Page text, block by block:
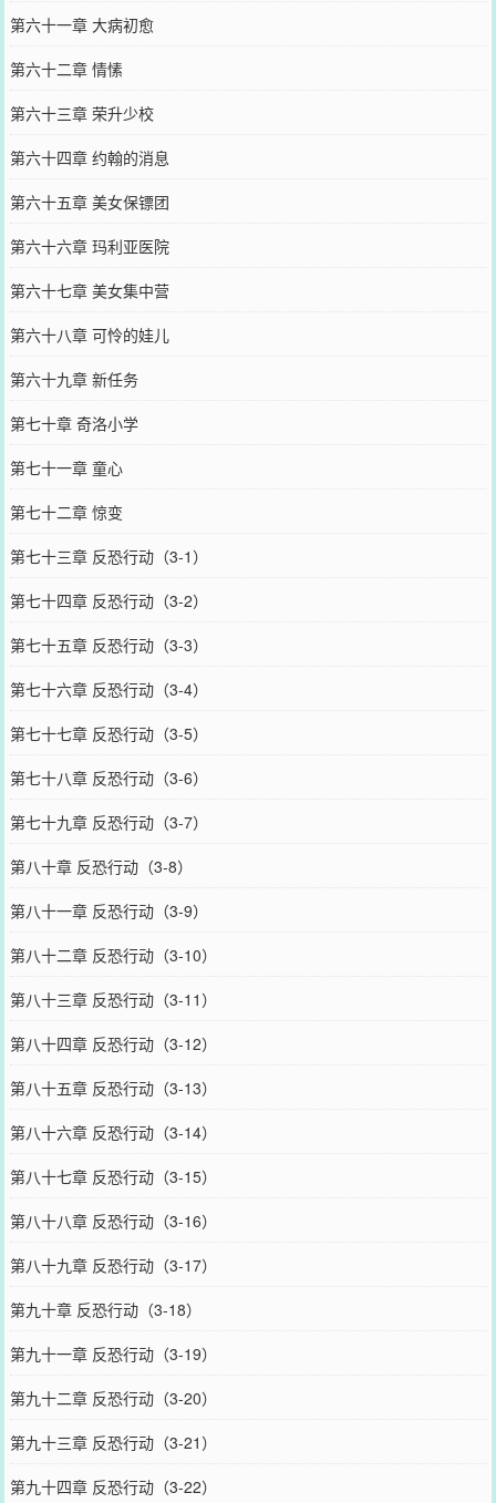
第六十一章 大病初愈
第六十二章 情愫
第六十三章 荣升少校
第六十四章 约翰的消息
第六十五章 美女保镖团
第六十六章 玛利亚医院
第六十七章 美女集中营
第六十八章 可怜的娃儿
第六十九章 新任务
第七十章 奇洛小学
第七十一章 童心
第七十二章 惊变
第七十三章 反恐行动（3-1）
第七十四章 反恐行动（3-2）
第七十五章 反恐行动（3-3）
第七十六章 反恐行动（3-4）
第七十七章 反恐行动（3-5）
第七十八章 反恐行动（3-6）
第七十九章 反恐行动（3-7）
第八十章 反恐行动（3-8）
第八十一章 反恐行动（3-9）
第八十二章 反恐行动（3-10）
第八十三章 反恐行动（3-11）
第八十四章 反恐行动（3-12）
第八十五章 反恐行动（3-13）
第八十六章 反恐行动（3-14）
第八十七章 反恐行动（3-15）
第八十八章 反恐行动（3-16）
第八十九章 反恐行动（3-17）
第九十章 反恐行动（3-18）
第九十一章 反恐行动（3-19）
第九十二章 反恐行动（3-20）
第九十三章 反恐行动（3-21）
第九十四章 反恐行动（3-22）